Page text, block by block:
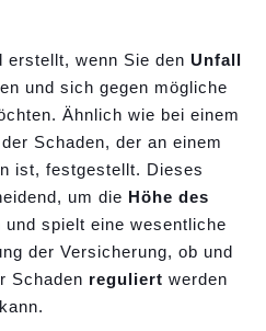
erstellt, wenn Sie den Unfall
und sich gegen mögliche
Ähnlich wie bei einem
Schaden, der an einem
ist, festgestellt. Dieses
um die Höhe des
und spielt eine wesentliche
der Versicherung, ob und
Schaden reguliert werden
kann.